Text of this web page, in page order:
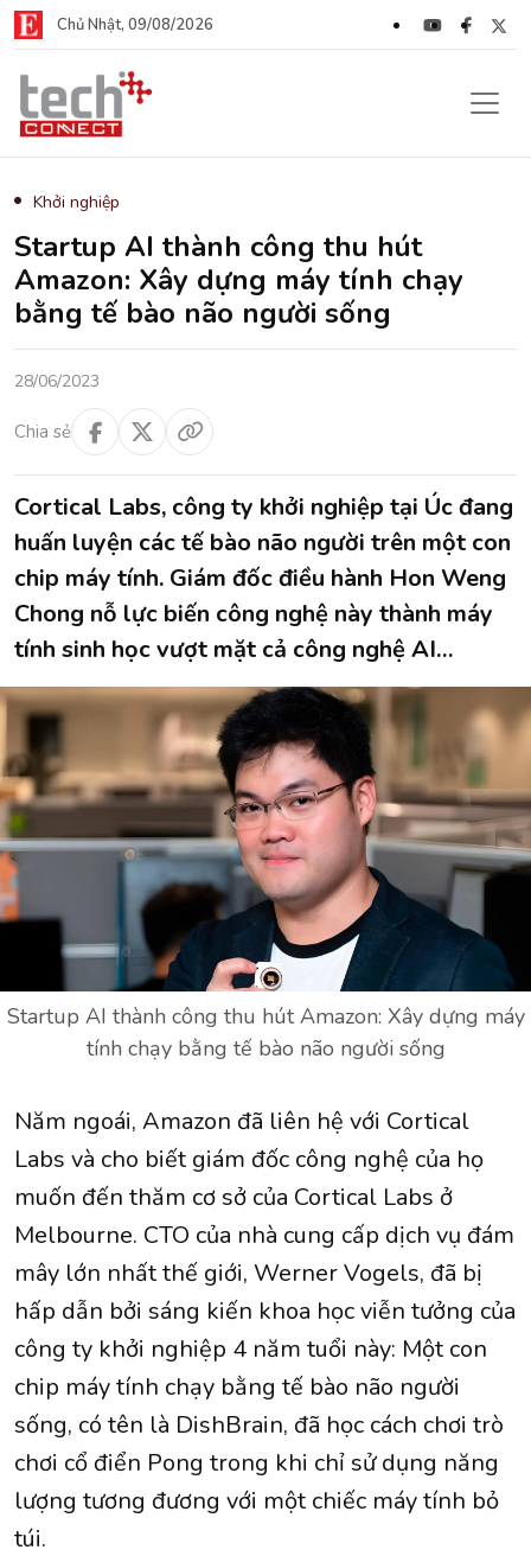
Chủ Nhật, 09/08/2026
Khởi nghiệp
Startup AI thành công thu hút
Amazon: Xây dựng máy tính chạy
bằng tế bào não người sống
28/06/2023
Chia sẻ
Cortical Labs, công ty khởi nghiệp tại Úc đang
huấn luyện các tế bào não người trên một con
chip máy tính. Giám đốc điều hành Hon Weng
Chong nỗ lực biến công nghệ này thành máy
tính sinh học vượt mặt cả công nghệ AI…
Startup AI thành công thu hút Amazon: Xây dựng máy
tính chạy bằng tế bào não người sống
Năm ngoái, Amazon đã liên hệ với Cortical
Labs và cho biết giám đốc công nghệ của họ
muốn đến thăm cơ sở của Cortical Labs ở
Melbourne. CTO của nhà cung cấp dịch vụ đám
mây lớn nhất thế giới, Werner Vogels, đã bị
hấp dẫn bởi sáng kiến khoa học viễn tưởng của
công ty khởi nghiệp 4 năm tuổi này: Một con
chip máy tính chạy bằng tế bào não người
sống, có tên là DishBrain, đã học cách chơi trò
chơi cổ điển Pong trong khi chỉ sử dụng năng
lượng tương đương với một chiếc máy tính bỏ
túi.